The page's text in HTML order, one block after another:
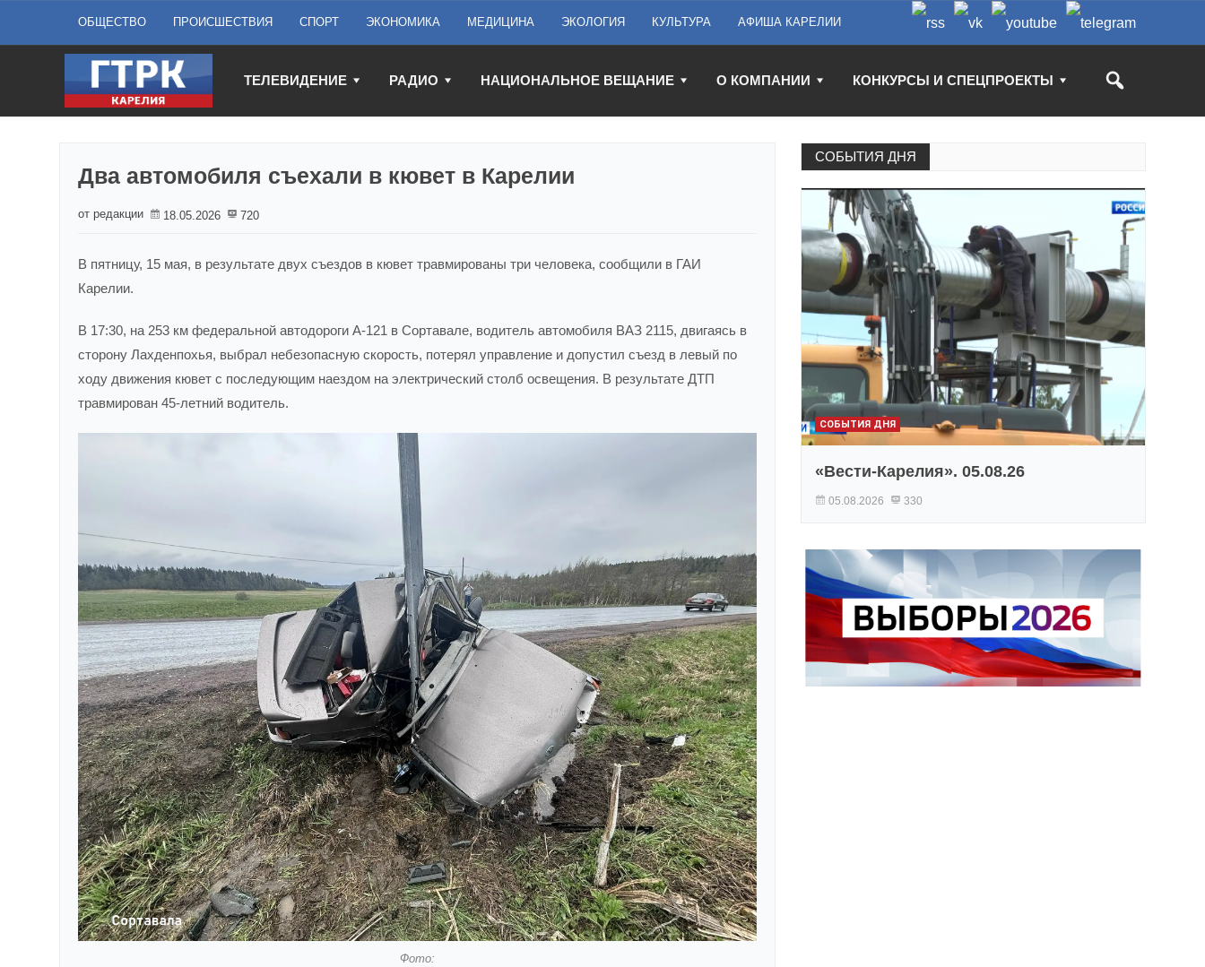
ОБЩЕСТВО ПРОИСШЕСТВИЯ СПОРТ ЭКОНОМИКА МЕДИЦИНА ЭКОЛОГИЯ КУЛЬТУРА АФИША КАРЕЛИИ
ТЕЛЕВИДЕНИЕ РАДИО НАЦИОНАЛЬНОЕ ВЕЩАНИЕ О КОМПАНИИ КОНКУРСЫ И СПЕЦПРОЕКТЫ
Два автомобиля съехали в кювет в Карелии
от редакции 18.05.2026 720
В пятницу, 15 мая, в результате двух съездов в кювет травмированы три человека, сообщили в ГАИ
Карелии.
В 17:30, на 253 км федеральной автодороги А-121 в Сортавале, водитель автомобиля ВАЗ 2115, двигаясь в
сторону Лахденпохья, выбрал небезопасную скорость, потерял управление и допустил съезд в левый по
ходу движения кювет с последующим наездом на электрический столб освещения. В результате ДТП
травмирован 45-летний водитель.
Фото:
СОБЫТИЯ ДНЯ
СОБЫТИЯ ДНЯ
«Вести-Карелия». 05.08.26
05.08.2026 330